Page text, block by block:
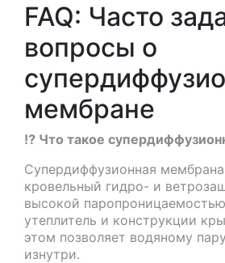
FAQ: Часто
вопросы о
мембране
⁉️ Что такое
Супердиффузионная
кровельный гидро- и
высокой
утеплитель и конструкции
этом позволяет водяному
изнутри.